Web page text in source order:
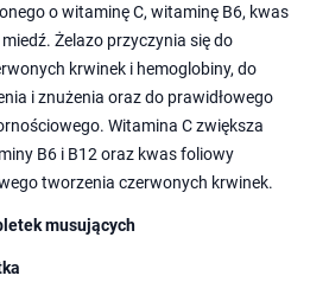
o witaminę C, witaminę B6, kwas
Żelazo przyczynia się do
krwinek i hemoglobiny, do
i znużenia oraz do prawidłowego
Witamina C zwiększa
B6 i B12 oraz kwas foliowy
tworzenia czerwonych krwinek.
musujących